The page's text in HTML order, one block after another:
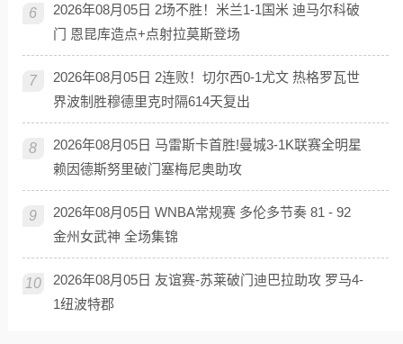
6
2026年08月05日 2场不胜！米兰1-1国米 迪马尔科破
门 恩昆库造点+点射拉莫斯登场
7
2026年08月05日 2连败！切尔西0-1尤文 热格罗瓦世
界波制胜穆德里克时隔614天复出
8
2026年08月05日 马雷斯卡首胜!曼城3-1K联赛全明星
赖因德斯努里破门塞梅尼奥助攻
9
2026年08月05日 WNBA常规赛 多伦多节奏 81 - 92
金州女武神 全场集锦
10
2026年08月05日 友谊赛-苏莱破门迪巴拉助攻 罗马4-
1纽波特郡